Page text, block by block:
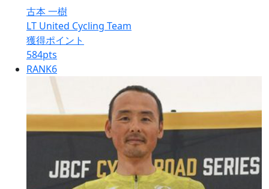
古本 一樹
LT United Cycling Team
獲得ポイント
584pts
RANK6